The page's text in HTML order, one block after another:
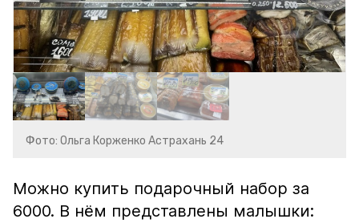
Фото: Ольга Корженко Астрахань 24
Можно купить подарочный набор за
6000. В нём представлены малышки: